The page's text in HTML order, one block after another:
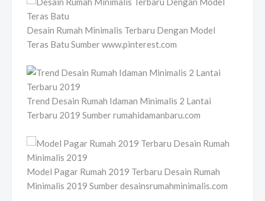
Desain Rumah Minimalis Terbaru Dengan Model
Teras Batu Sumber www.pinterest.com
Trend Desain Rumah Idaman Minimalis 2 Lantai
Terbaru 2019 Sumber rumahidamanbaru.com
Model Pagar Rumah 2019 Terbaru Desain Rumah
Minimalis 2019 Sumber desainsrumahminimalis.com